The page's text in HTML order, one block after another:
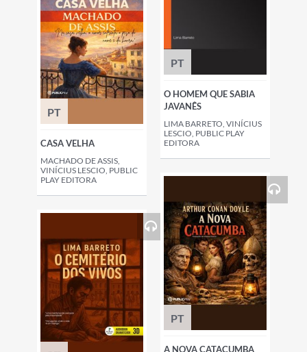
PT
CASA VELHA
MACHADO DE ASSIS,
VINÍCIUS LESCIO, PUBLIC
PLAY EDITORA
PT
O HOMEM QUE SABIA
JAVANÊS
LIMA BARRETO, VINÍCIUS
LESCIO, PUBLIC PLAY
EDITORA
PT
A NOVA CATACUMBA